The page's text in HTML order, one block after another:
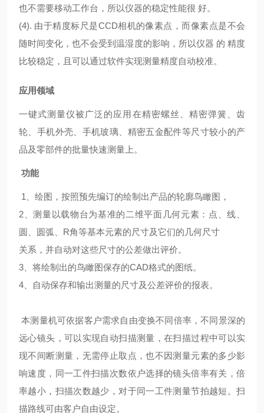
也不需要移动工作台，所以仪器的稳定性能很 好。
(4). 由于精度标尺是CCD相机的像素点，而像素点是不会
随时间变化，也不会受到温湿度的影响，所以仪器 的 精度
比较稳定，且可以通过软件实现测量精度自动校准。
应用领域
一键式测量仪被广泛的应用在精密螺丝、精密弹簧、齿
轮、手机外壳、手机玻璃、精密五金配件等尺寸较小的产
品及零部件的批量快速测量上。
功能
1、绘图，按照预先编订的绘制出产品的轮廓鸟瞰图，
2、测量以载物台为基准的二维平面几何元素：点、线、
圆、圆弧、R角等基本元素的尺寸及它们的几何尺寸
关系，并自动对这些尺寸的公差做出评价。
3、将绘制出的鸟瞰图保存的CAD格式的图纸。
4、自动保存和输出测量的尺寸及公差评价的报表。
本测量机可依据客户需求自由变换不同倍率，不同景深的
远心镜头，可以实现自动扫描测量，在扫描过程中可以实
现不间断测量，无需停止取点，也不因测量元素的多少影
响速度，同一工件扫描次数依户选择的镜头倍率有关，倍
率越小，扫描次数越少，对于同一工件测量节拍越短。扫
描路线可由客户自由设定。